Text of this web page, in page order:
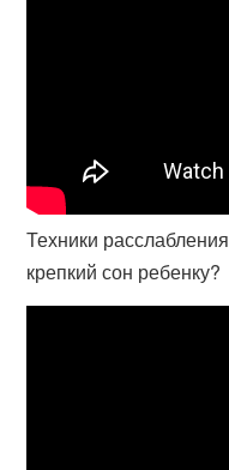
Техники
крепкий сон ребенку?